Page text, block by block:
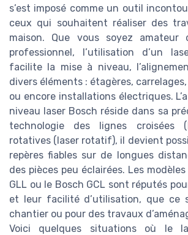
s’est imposé comme un outil
ceux qui souhaitent réaliser des
maison. Que vous soyez amateur
professionnel, l’utilisation d’un
facilite la mise à niveau,
divers éléments : étagères,
ou encore installations électriques.
niveau laser Bosch réside dans sa
technologie des lignes croisées
rotatives (laser rotatif), il devient
repères fiables sur de longues
des pièces peu éclairées. Les
GLL ou le Bosch GCL sont réputés
et leur facilité d’utilisation, que ce
chantier ou pour des travaux
Voici quelques situations où le